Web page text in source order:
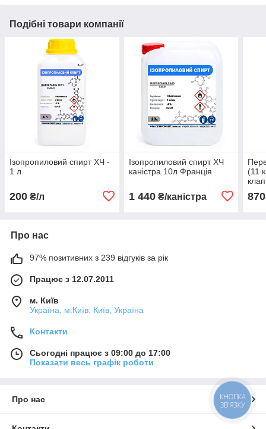
Подібні товари компанії
Ізопропиловий спирт ХЧ -
1 л
200 ₴/л
Ізопропиловий спирт ХЧ
каністра 10л Франція
1 440₴/каністра
(11
870
Про нас
97% позитивних з 239 відгуків за рік
Працює з 12.07.2011
м. Київ
Україна, м.Київ, Київ, Україна
Контакти
Сьогодні працює з 09:00 до 17:00
Показати весь графік роботи
Про нас
КНОПКА
ЗВ'ЯЗКУ